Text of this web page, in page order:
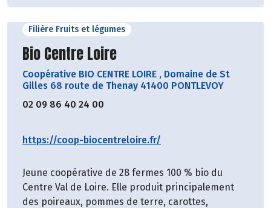
Filière Fruits et légumes
Découvrir le producteur
Bio Centre Loire
Coopérative BIO CENTRE LOIRE , Domaine de St
Gilles 68 route de Thenay 41400 PONTLEVOY
02 09 86 40 24 00
https://coop-biocentreloire.fr/
Jeune coopérative de 28 fermes 100 % bio du
Centre Val de Loire. Elle produit principalement
des poireaux, pommes de terre, carottes,